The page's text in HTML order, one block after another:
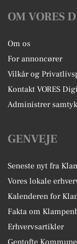
OM VORES
Om os
For annoncører
Vilkår og
Kontakt VORES
Administrer
GENVEJE
Seneste nyt fra
Vores lokale
Kalenderen for
Fakta om
Erhvervsartikler
Gentofte Kommune